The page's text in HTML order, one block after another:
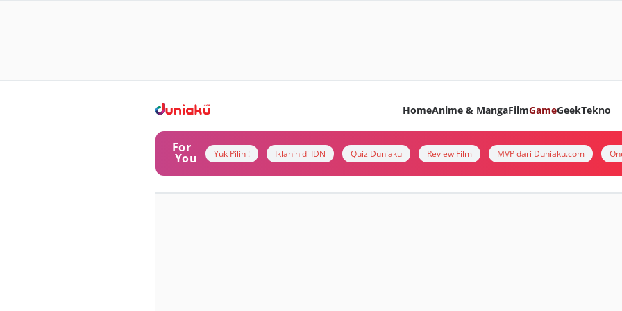
HomeAnime & MangaFilmGameGeekTekno
For
You Yuk Pilih ! Iklanin di IDN Quiz Duniaku Review Film MVP dari Duniaku.com